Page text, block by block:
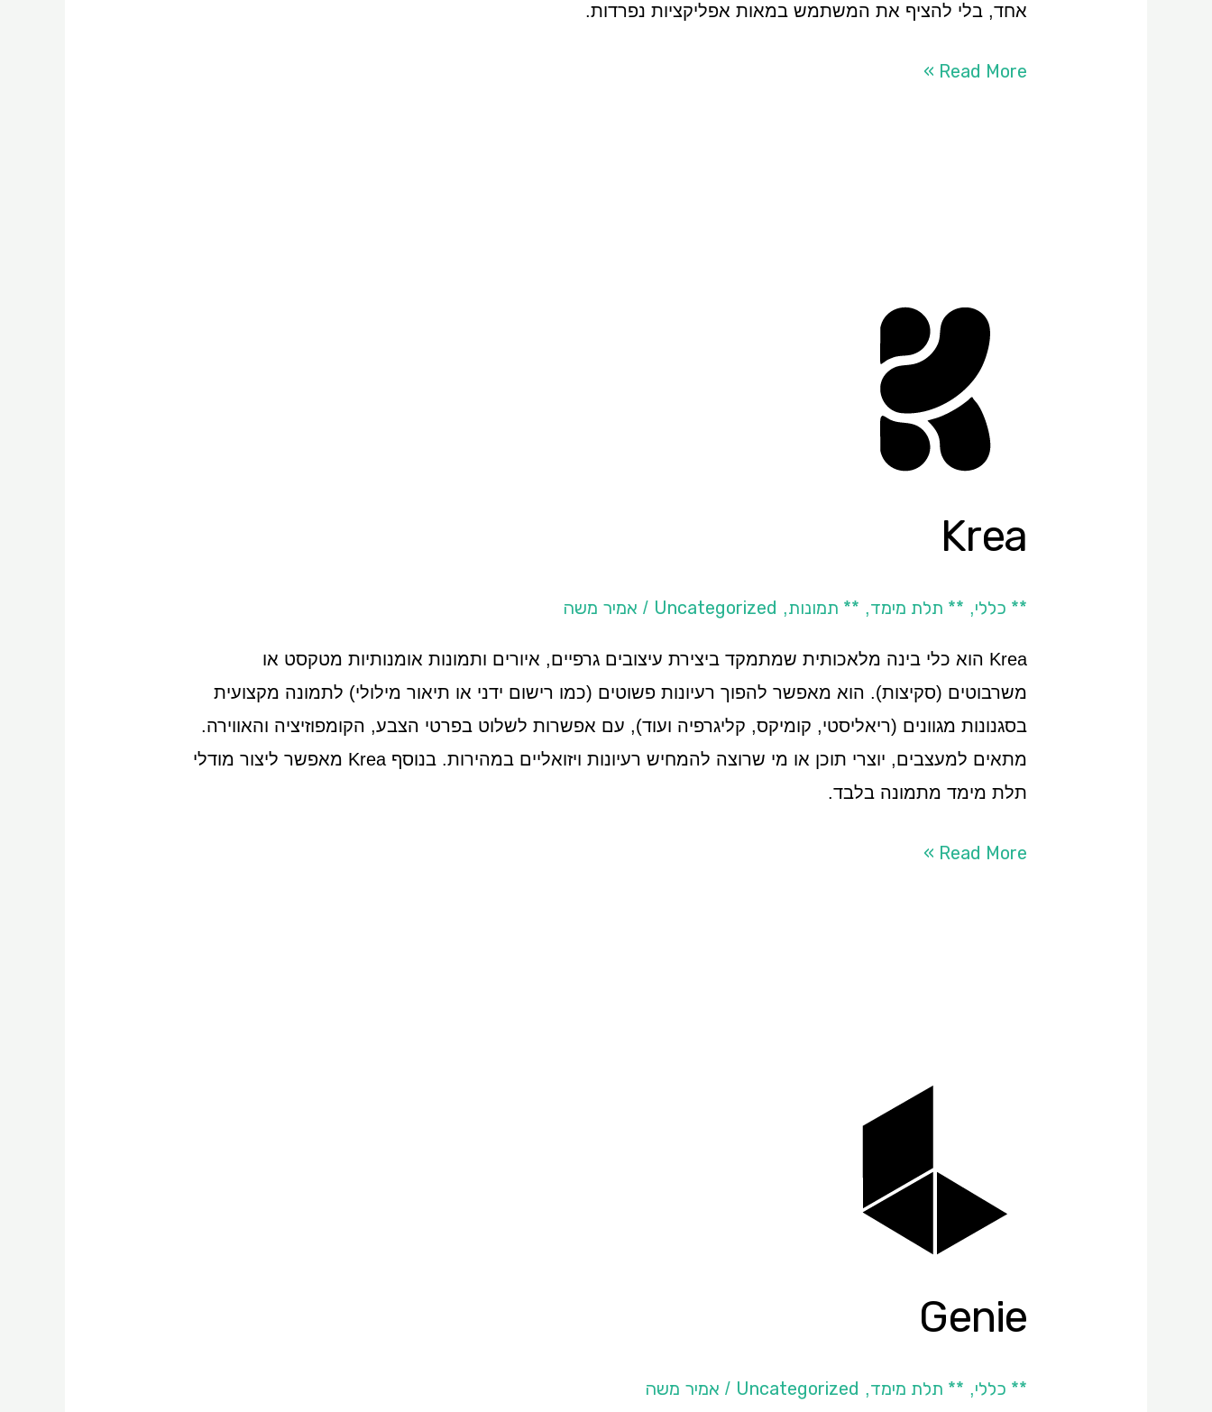
אחד, בלי להציף את המשתמש במאות אפליקציות נפרדות.
Read More »
Krea
** כללי, ** תלת מימד, ** תמונות,
Uncategorized
/ אמיר משה
Krea הוא כלי בינה מלאכותית שמתמקד ביצירת עיצובים גרפיים, איורים ותמונות אומנותיות מטקסט או
משרבוטים (סקיצות). הוא מאפשר להפוך רעיונות פשוטים (כמו רישום ידני או תיאור מילולי) לתמונה מקצועית
בסגנונות מגוונים (ריאליסטי, קומיקס, קליגרפיה ועוד), עם אפשרות לשלוט בפרטי הצבע, הקומפוזיציה והאווירה.
מתאים למעצבים, יוצרי תוכן או מי שרוצה להמחיש רעיונות ויזואליים במהירות. בנוסף Krea מאפשר ליצור מודלי
תלת מימד מתמונה בלבד.
Read More »
Genie
** כללי, ** תלת מימד,
Uncategorized
/ אמיר משה